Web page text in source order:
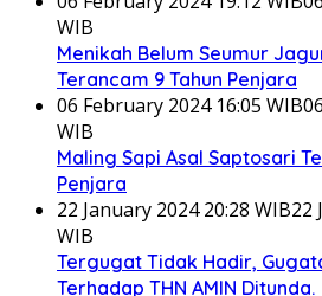
WIB
Menikah Belum Seumur
Terancam 9 Tahun Penjara
06 February 2024 16:05 WIB
WIB
Maling Sapi Asal Saptosari
Penjara
22 January 2024 20:28 WIB22
WIB
Tergugat Tidak Hadir,
Terhadap THN AMIN Ditunda.